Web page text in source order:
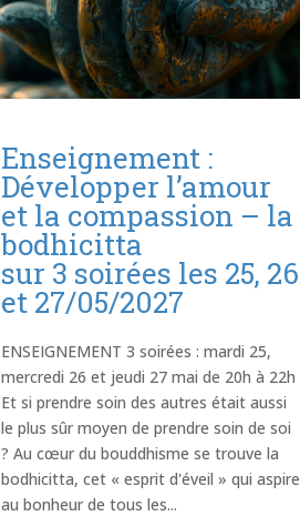
Enseignement :
Développer l’amour
et la compassion – la
bodhicitta
sur 3 soirées les 25, 26
et 27/05/2027
ENSEIGNEMENT 3 soirées : mardi 25,
mercredi 26 et jeudi 27 mai de 20h à 22h
Et si prendre soin des autres était aussi
le plus sûr moyen de prendre soin de soi
? Au cœur du bouddhisme se trouve la
bodhicitta, cet « esprit d'éveil » qui aspire
au bonheur de tous les...